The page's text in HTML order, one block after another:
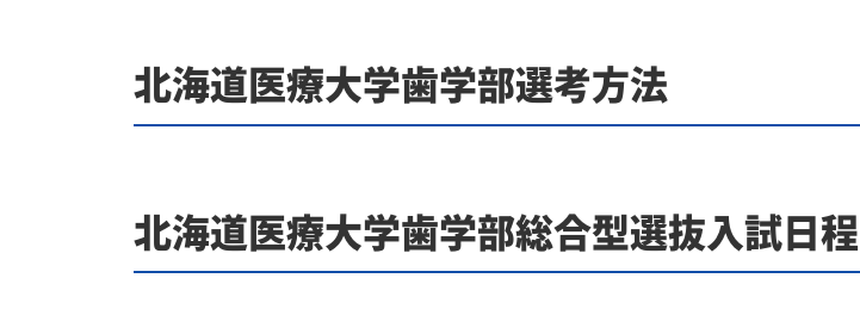
北海道医療大学歯学部選考方法
北海道医療大学歯学部総合型選抜入試日程